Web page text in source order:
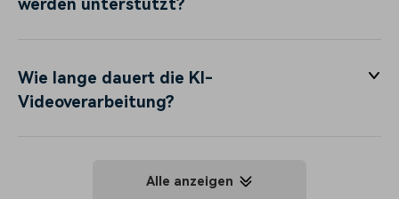
werden unterstützt?
Wie lange dauert die KI-
Videoverarbeitung?
Alle anzeigen